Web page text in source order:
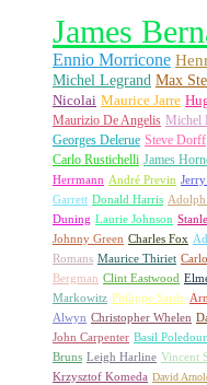
James
Ennio Morricone
Michel Legrand Max
Nicolai Maurice Jarre
Maurizio De Angelis Michel
Georges Delerue Steve Dorff
Carlo Rustichelli James
Herrmann André Previn
Garrett Donald Harris Adolph
Duning Laurie Johnson
Johnny Green Charles Fox
Romans Maurice Thiriet
Bergman Clint Eastwood
Markowitz Philippe Sarde
Alwyn Christopher Whelen
John Carpenter Basil
Bruns Leigh Harline Vincent
Krzysztof Komeda David